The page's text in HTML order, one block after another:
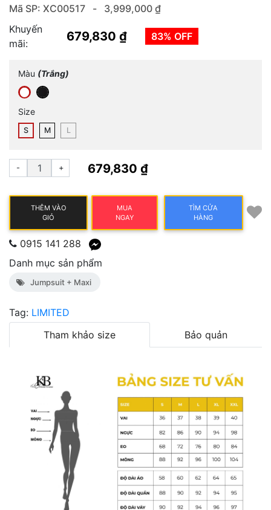
Mã SP: XC00517 - 3,999,000 ₫
Khuyến
mãi:
679,830 ₫ 83% OFF
Màu (Trắng)
Size
S M L
- + 679,830 ₫
THÊM VÀO
GIỎ
MUA
NGAY
TÌM CỬA
HÀNG
0915 141 288
Danh mục sản phẩm
Jumpsuit + Maxi
Tag: LIMITED
Tham khảo size
Bảo quản